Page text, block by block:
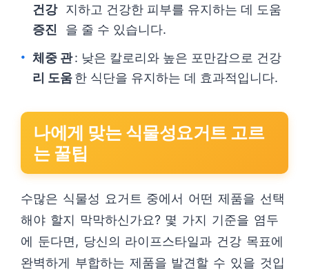
건강
증진
지하고 건강한 피부를 유지하는 데 도움
을 줄 수 있습니다.
체중 관
리 도움
: 낮은 칼로리와 높은 포만감으로 건강
한 식단을 유지하는 데 효과적입니다.
나에게 맞는 식물성요거트 고르
는 꿀팁
수많은 식물성 요거트 중에서 어떤 제품을 선택
해야 할지 막막하신가요? 몇 가지 기준을 염두
에 둔다면, 당신의 라이프스타일과 건강 목표에
완벽하게 부합하는 제품을 발견할 수 있을 것입